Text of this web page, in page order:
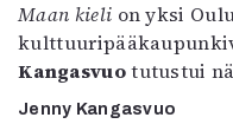
Maan kieli on yksi
Kangasvuotutustui
Jenny Kangasvuo